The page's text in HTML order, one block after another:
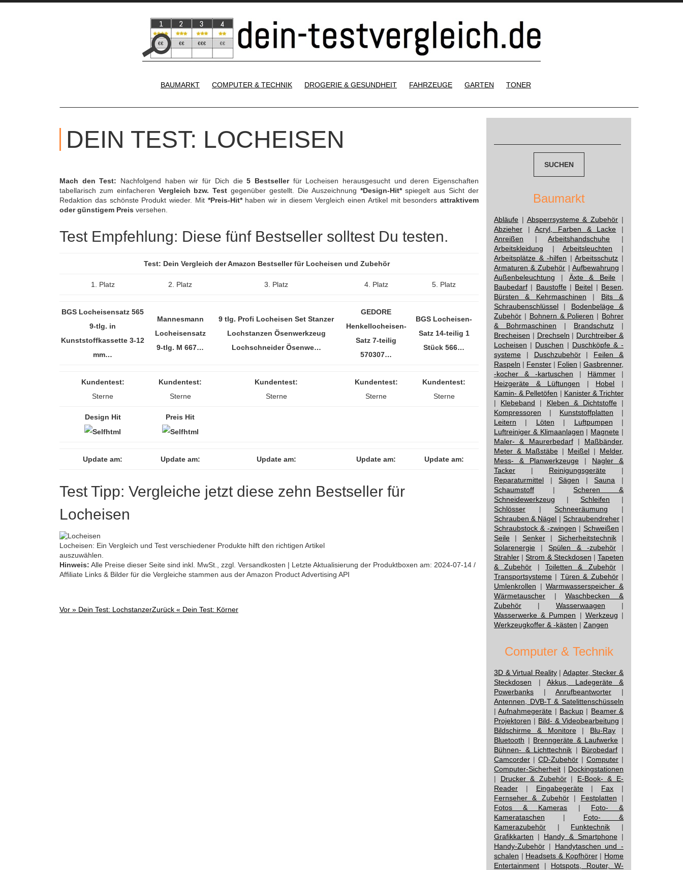
BAUMARKT
COMPUTER & TECHNIK DROGERIE & GESUNDHEIT FAHRZEUGE GARTEN TONER
DEIN TEST: LOCHEISEN
Mach den Test: Nachfolgend haben wir für Dich die5 Bestsellerfür Locheisen herausgesucht und deren Eigenschaften
tabellarisch zum einfacheren Vergleich bzw. Test gegenüber gestellt. Die Auszeichnung *Design-Hit*spiegelt aus Sicht der
Redaktion das schönste Produkt wieder. Mit *Preis-Hit*haben wir in diesem Vergleich einen Artikel mit besonders attraktivem
oder günstigem Preis versehen.
Test Empfehlung: Diese fünf Bestseller solltest Du testen.
Test: Dein Vergleich der Amazon Bestseller für Locheisen und Zubehör
1. Platz 2. Platz 3. Platz 4. Platz 5. Platz
BGS Locheisensatz 565
9-tlg. in
Kunststoffkassette 3-12
mm…
Mannesmann
Locheisensatz
9-tlg. M 667…
9 tlg. Profi Locheisen Set Stanzer
Lochstanzen Ösenwerkzeug
Lochschneider Ösenwe…
GEDORE
Henkellocheisen-
Satz 7-teilig
570307…
BGS Locheisen-
Satz 14-teilig 1
Stück 566…
Kundentest:
Sterne
Kundentest:
Sterne
Kundentest:
Sterne
Kundentest:
Sterne
Kundentest:
Sterne
Design Hit Preis Hit
Update am: Update am: Update am: Update am: Update am:
Test Tipp: Vergleiche jetzt diese zehn Bestseller für
Locheisen
Locheisen: Ein Vergleich und Test verschiedener Produkte hilft den richtigen Artikel
auszuwählen.
Hinweis: Alle Preise dieser Seite sind inkl. MwSt., zzgl. Versandkosten | Letzte Aktualisierung der Produktboxen am: 2024-07-14 /
Affiliate Links & Bilder für die Vergleiche stammen aus der Amazon Product Advertising API
Post
Vor » Dein Test: LochstanzerZurück « Dein Test: Körner
Baumarkt
Abläufe | Absperrsysteme & Zubehör |
Abzieher |Acryl, Farben & Lacke |
Anreißen |Arbeitshandschuhe |
Arbeitskleidung |Arbeitsleuchten |
Arbeitsplätze & -hilfen |Arbeitsschutz |
Armaturen & Zubehör | Aufbewahrung |
Außenbeleuchtung | Äxte & Beile |
Baubedarf | Baustoffe| Beitel | Besen,
Bürsten & Kehrmaschinen | Bits &
Schraubenschlüssel | Bodenbeläge &
Zubehör | Bohnern & Polieren | Bohrer
& Bohrmaschinen | Brandschutz |
Brecheisen | Drechseln | Durchtreiber &
Locheisen | Duschen | Duschköpfe & -
systeme | Duschzubehör| Feilen &
Raspeln | Fenster | Folien | Gasbrenner,
-kocher & -kartuschen | Hämmer |
Heizgeräte & Lüftungen | Hobel |
Kamin- & Pelletöfen | Kanister & Trichter
| Klebeband | Kleben & Dichtstoffe|
Kompressoren | Kunststoffplatten |
Leitern | Löten | Luftpumpen |
Luftreiniger & Klimaanlagen | Magnete |
Maler- & Maurerbedarf| Maßbänder,
Meter & Maßstäbe| Meißel | Melder,
Mess- & Planwerkzeuge | Nagler &
Tacker | Reinigungsgeräte |
Reparaturmittel |Sägen |Sauna |
Schaumstoff |Scheren &
Schneidewerkzeug | Schleifen |
Schlösser |Schneeräumung |
Schrauben & Nägel | Schraubendreher|
Schraubstock & -zwingen | Schweißen |
Seile | Senker| Sicherheitstechnik|
Solarenergie |Spülen & -zubehör|
Strahler |Strom & Steckdosen |Tapeten
& Zubehör |Toiletten & Zubehör|
Transportsysteme | Türen & Zubehör|
Umlenkrollen |Warmwasserspeicher &
Wärmetauscher |Waschbecken &
Zubehör | Wasserwaagen |
Wasserwerke & Pumpen | Werkzeug |
Werkzeugkoffer & -kästen | Zangen
Computer & Technik
3D & Virtual Reality| Adapter, Stecker &
Steckdosen | Akkus, Ladegeräte &
Powerbanks | Anrufbeantworter |
Antennen, DVB-T & Satelittenschüsseln
|Aufnahmegeräte | Backup | Beamer &
Projektoren | Bild- & Videobearbeitung |
Bildschirme & Monitore| Blu-Ray |
Bluetooth | Brenngeräte & Laufwerke |
Bühnen- & Lichttechnik | Bürobedarf |
Camcorder | CD-Zubehör | Computer |
Computer-Sicherheit | Dockingstationen
| Drucker & Zubehör| E-Book- & E-
Reader | Eingabegeräte| Fax |
Fernseher & Zubehör| Festplatten |
Fotos & Kameras | Foto- &
Kamerataschen | Foto- &
Kamerazubehör | Funktechnik |
Grafikkarten | Handy & Smartphone|
Handy-Zubehör | Handytaschen und -
schalen | Headsets & Kopfhörer| Home
Entertainment | Hotspots, Router, W-